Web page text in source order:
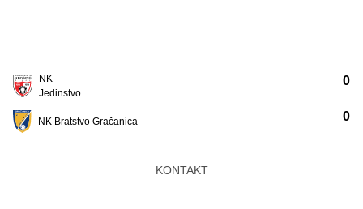
NK
Jedinstvo
NK Bratstvo Gračanica
0
0
KONTAKT